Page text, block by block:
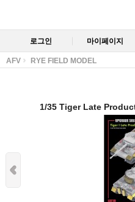
로그인 마이페이지
AFV RYE FIELD MODEL
1/35 Tiger Late